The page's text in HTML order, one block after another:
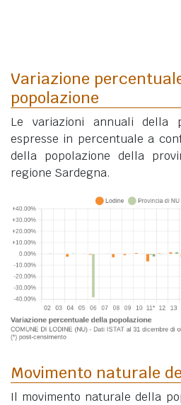
Variazione
popolazione
Le variazioni annuali della
espresse in percentuale a
della popolazione della
regione Sardegna.
Movimento naturale
Il movimento naturale della